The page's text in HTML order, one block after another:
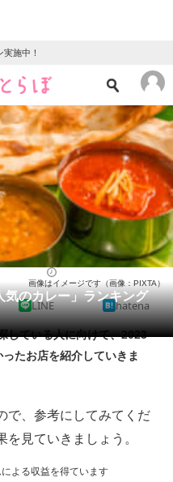
施中！
ュース
イズ
域
育・育児
サーチ
のカレー」ランキング
画像はイメージです（画像：PIXTA）
LINE hatena
ている人に向けて、2023
たお店を紹介していきま
、参考にしてみてくだ
見ていきましょう。
よる収益を得ています